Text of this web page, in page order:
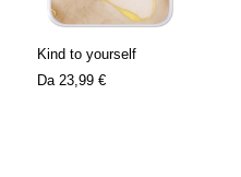
Kind to yourself
Da 23,99 €